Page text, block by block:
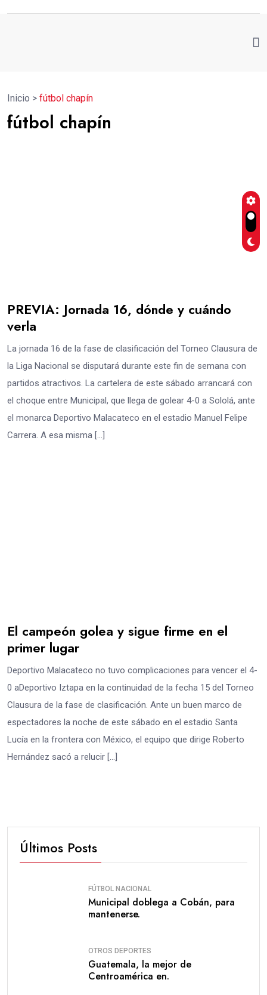
Inicio > fútbol chapín
fútbol chapín
PREVIA: Jornada 16, dónde y cuándo
verla
La jornada 16 de la fase de clasificación del Torneo Clausura de
la Liga Nacional se disputará durante este fin de semana con
partidos atractivos. La cartelera de este sábado arrancará con
el choque entre Municipal, que llega de golear 4-0 a Sololá, ante
el monarca Deportivo Malacateco en el estadio Manuel Felipe
Carrera. A esa misma […]
El campeón golea y sigue firme en el
primer lugar
Deportivo Malacateco no tuvo complicaciones para vencer el 4-
0 aDeportivo Iztapa en la continuidad de la fecha 15 del Torneo
Clausura de la fase de clasificación. Ante un buen marco de
espectadores la noche de este sábado en el estadio Santa
Lucía en la frontera con México, el equipo que dirige Roberto
Hernández sacó a relucir […]
Últimos Posts
FÚTBOL NACIONAL
Municipal doblega a Cobán, para
mantenerse.
OTROS DEPORTES
Guatemala, la mejor de
Centroamérica en.